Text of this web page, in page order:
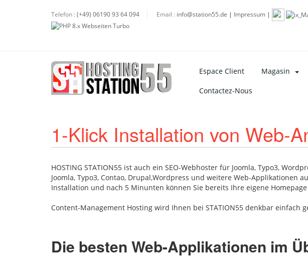
Telefon : (+49) 06190 93 64 094 Email : info@station55.de | Impressum |
Espace Client Magasin
Contactez-Nous
1-Klick Installation von Web-
HOSTING STATION55 ist auch ein SEO-Webhoster für Joomla, Typo3,
Joomla, Typo3, Contao, Drupal,Wordpress und weitere Web-
Installation und nach 5 Minunten können Sie bereits Ihre eigene
Content-Management Hosting wird Ihnen bei STATION55 denkbar einfach
Die besten Web-Applikationen im